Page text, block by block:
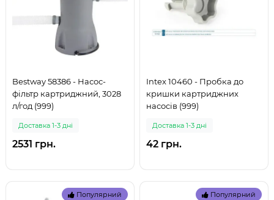
Bestway 58386 - Насос-
фільтр картриджний, 3028
л/год (999)
Доставка 1-3 дні
2531 грн.
Intex 10460 - Пробка до
кришки картриджних
насосів (999)
Доставка 1-3 дні
42 грн.
Популярний Популярний